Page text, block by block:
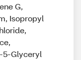
G,
Isopropyl
5-Glyceryl